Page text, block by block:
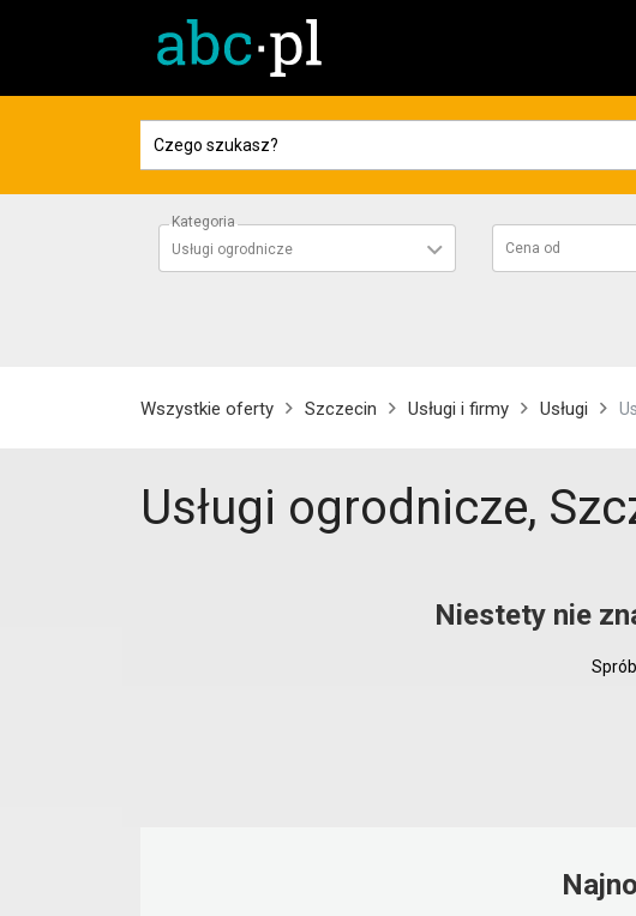
Kategoria
Usługi ogrodnicze
Cena od
Wszystkie oferty Szczecin Usługi i firmy Usługi
Usługi ogrodnicze,
Niestety nie